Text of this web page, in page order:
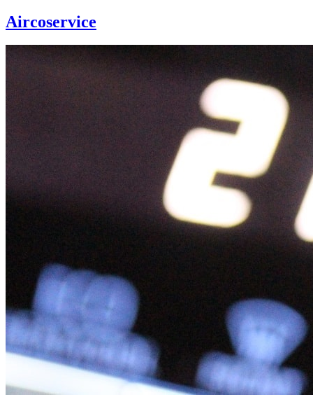
Aircoservice